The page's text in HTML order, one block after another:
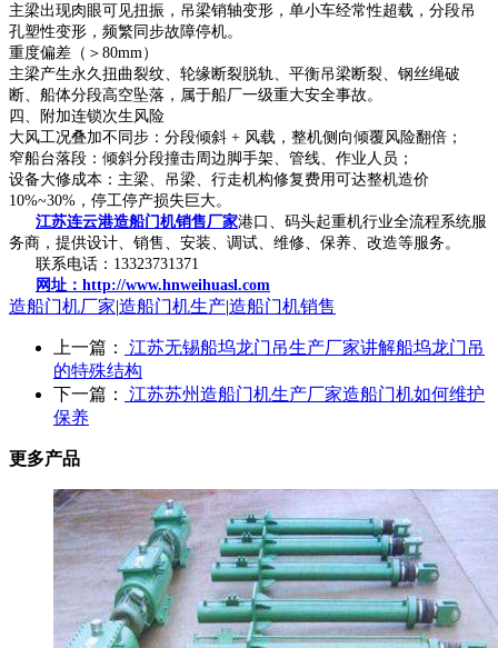
主梁出现肉眼可见扭振，吊梁销轴变形，单小车经常性超载，分段吊
孔塑性变形，频繁同步故障停机。
重度偏差（＞80mm）
主梁产生永久扭曲裂纹、轮缘断裂脱轨、平衡吊梁断裂、钢丝绳破
断、船体分段高空坠落，属于船厂一级重大安全事故。
四、附加连锁次生风险
大风工况叠加不同步：分段倾斜 + 风载，整机侧向倾覆风险翻倍；
窄船台落段：倾斜分段撞击周边脚手架、管线、作业人员；
设备大修成本：主梁、吊梁、行走机构修复费用可达整机造价
10%~30%，停工停产损失巨大。
江苏连云港造船门机销售厂家港口、码头起重机行业全流程系统服
务商，提供设计、销售、安装、调试、维修、保养、改造等服务。
联系电话：13323731371
网址：http://www.hnweihuasl.com
造船门机厂家|造船门机生产|造船门机销售
上一篇：
江苏无锡船坞龙门吊生产厂家讲解船坞龙门吊
的特殊结构
下一篇：
江苏苏州造船门机生产厂家造船门机如何维护
保养
更多产品